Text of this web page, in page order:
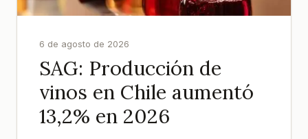
6 de agosto de 2026
SAG: Producción de
vinos en Chile aumentó
13,2% en 2026